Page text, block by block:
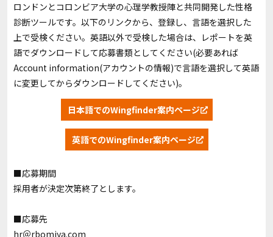
ロンドンとコロンビア⼤学の⼼理学教授陣と共同開発した性格
診断ツールです。以下のリンクから、登録し、言語を選択した
上で受検ください。英語以外で受検した場合は、レポートを英
語でダウンロードして応募書類としてください(必要あれば
Account information(アカウントの情報)で言語を選択して英語
に変更してからダウンロードしてください)。
日本語でのWingfinder案内ページ
英語でのWingfinder案内ページ
■応募期間
採用者が決定次第終了とします。
■応募先
hr＠rbomiya.com